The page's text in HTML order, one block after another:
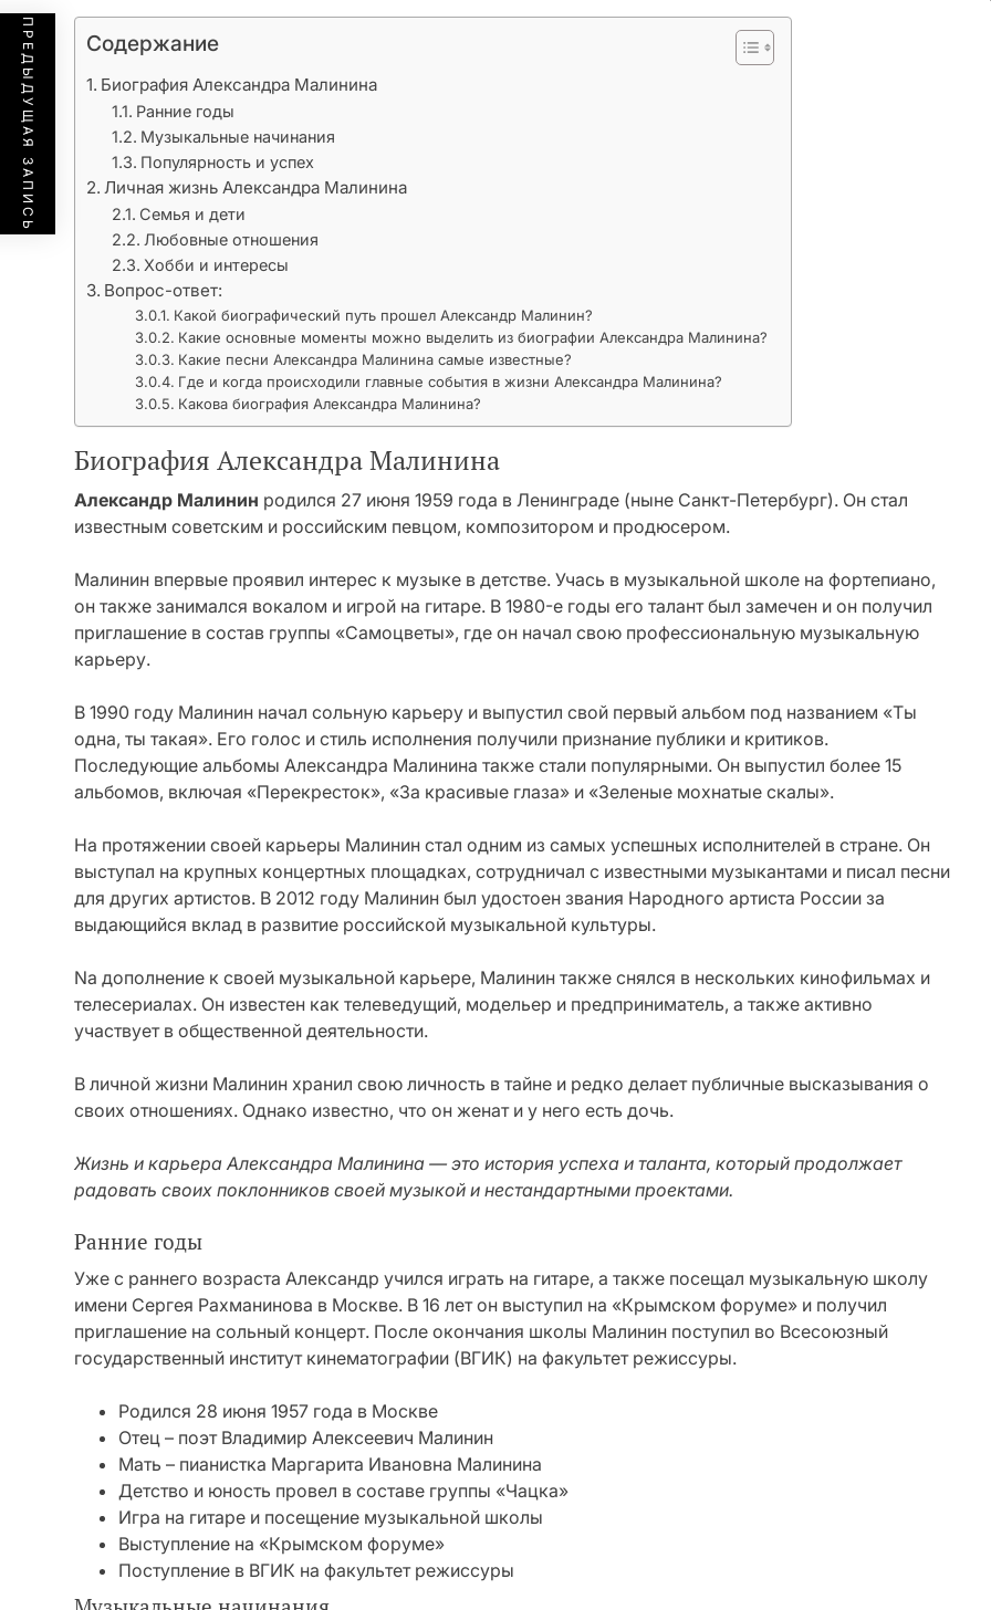
Содержание
Биография Александра Малинина
Ранние годы
Музыкальные начинания
Популярность и успех
Личная жизнь Александра Малинина
Семья и дети
Любовные отношения
Хобби и интересы
Вопрос-ответ:
Какой биографический путь прошел Александр Малинин?
Какие основные моменты можно выделить из биографии Александра Малинина?
Какие песни Александра Малинина самые известные?
Где и когда происходили главные события в жизни Александра Малинина?
Какова биография Александра Малинина?
Биография Александра Малинина
Александр Малинин родился 27 июня 1959 года в Ленинграде (ныне Санкт-Петербург). Он стал
известным советским и российским певцом, композитором и продюсером.
Малинин впервые проявил интерес к музыке в детстве. Учась в музыкальной школе на фортепиано,
он также занимался вокалом и игрой на гитаре. В 1980-е годы его талант был замечен и он получил
приглашение в состав группы «Самоцветы», где он начал свою профессиональную музыкальную
карьеру.
В 1990 году Малинин начал сольную карьеру и выпустил свой первый альбом под названием «Ты
одна, ты такая». Его голос и стиль исполнения получили признание публики и критиков.
Последующие альбомы Александра Малинина также стали популярными. Он выпустил более 15
альбомов, включая «Перекресток», «За красивые глаза» и «Зеленые мохнатые скалы».
На протяжении своей карьеры Малинин стал одним из самых успешных исполнителей в стране. Он
выступал на крупных концертных площадках, сотрудничал с известными музыкантами и писал песни
для других артистов. В 2012 году Малинин был удостоен звания Народного артиста России за
выдающийся вклад в развитие российской музыкальной культуры.
Na дополнение к своей музыкальной карьере, Малинин также снялся в нескольких кинофильмах и
телесериалах. Он известен как телеведущий, модельер и предприниматель, а также активно
участвует в общественной деятельности.
В личной жизни Малинин хранил свою личность в тайне и редко делает публичные высказывания о
своих отношениях. Однако известно, что он женат и у него есть дочь.
Жизнь и карьера Александра Малинина — это история успеха и таланта, который продолжает
радовать своих поклонников своей музыкой и нестандартными проектами.
Ранние годы
Уже с раннего возраста Александр учился играть на гитаре, а также посещал музыкальную школу
имени Сергея Рахманинова в Москве. В 16 лет он выступил на «Крымском форуме» и получил
приглашение на сольный концерт. После окончания школы Малинин поступил во Всесоюзный
государственный институт кинематографии (ВГИК) на факультет режиссуры.
Родился 28 июня 1957 года в Москве
Отец – поэт Владимир Алексеевич Малинин
Мать – пианистка Маргарита Ивановна Малинина
Детство и юность провел в составе группы «Чацка»
Игра на гитаре и посещение музыкальной школы
Выступление на «Крымском форуме»
Поступление в ВГИК на факультет режиссуры
ПРЕДЫДУЩАЯ ЗАПИСЬ